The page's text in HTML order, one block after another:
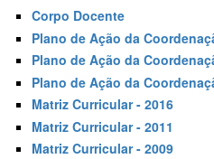
Corpo Docente
Plano de Ação da
Plano de Ação da
Plano de Ação da
Matriz Curricular - 2016
Matriz Curricular - 2011
Matriz Curricular - 2009